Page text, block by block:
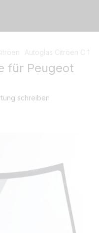
Autoglas Citröen C 1
für Peugeot
schreiben